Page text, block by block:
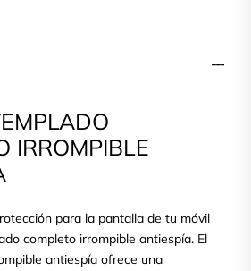
IRROMPIBLE
para la pantalla de tu móvil
completo irrompible antiespía. El
antiespía ofrece una